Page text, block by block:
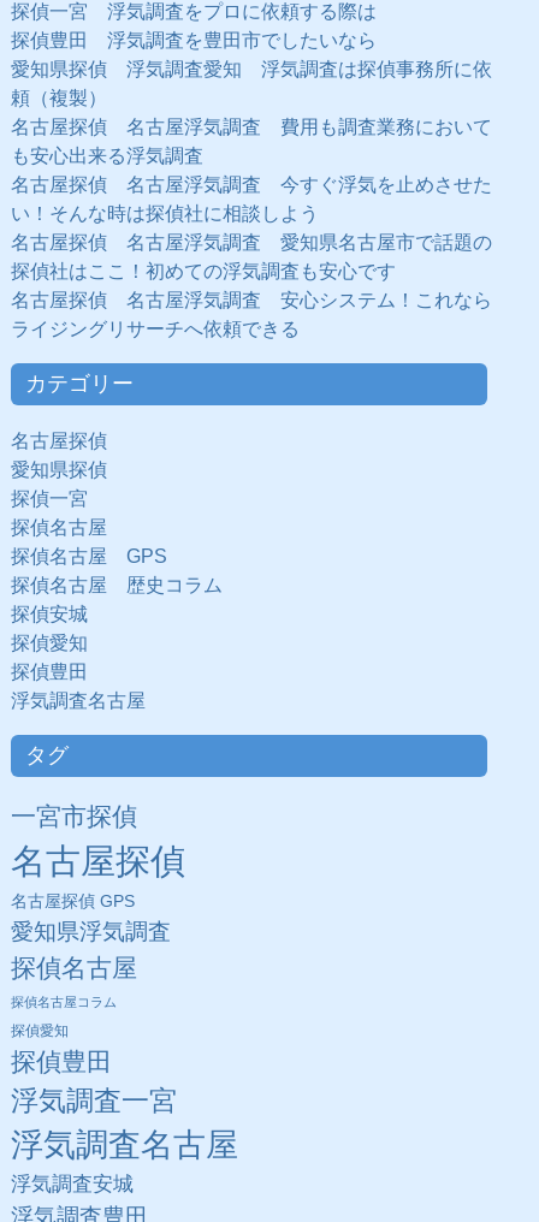
探偵一宮 浮気調査をプロに依頼する際は
探偵豊田 浮気調査を豊田市でしたいなら
愛知県探偵 浮気調査愛知 浮気調査は探偵事務所に依
頼（複製）
名古屋探偵 名古屋浮気調査 費用も調査業務において
も安心出来る浮気調査
名古屋探偵 名古屋浮気調査 今すぐ浮気を止めさせた
い！そんな時は探偵社に相談しよう
名古屋探偵 名古屋浮気調査 愛知県名古屋市で話題の
探偵社はここ！初めての浮気調査も安心です
名古屋探偵 名古屋浮気調査 安心システム！これなら
ライジングリサーチへ依頼できる
カテゴリー
名古屋探偵
愛知県探偵
探偵一宮
探偵名古屋
探偵名古屋 GPS
探偵名古屋 歴史コラム
探偵安城
探偵愛知
探偵豊田
浮気調査名古屋
タグ
一宮市探偵
名古屋探偵
名古屋探偵 GPS
愛知県浮気調査
探偵名古屋
探偵名古屋コラム
探偵愛知
探偵豊田
浮気調査一宮
浮気調査名古屋
浮気調査安城
浮気調査豊田